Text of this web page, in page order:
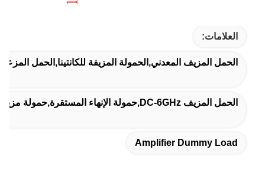
العلامات:
الحمل المزيف المعدني,الحمولة المزيفة للكانتينا,الحمل
الحمل المزيف DC-6GHz,حمولة الإنهاء المستقرة,حمولة مزيفة 10 واط
Amplifier Dummy Load